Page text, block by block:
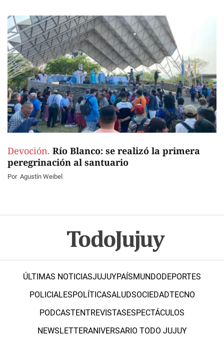
Devoción. Río Blanco: se realizó la primera
peregrinación al santuario
Por Agustín Weibel
ÚLTIMAS NOTICIASJUJUYPAÍSMUNDODEPORTES
POLICIALESPOLÍTICASALUDSOCIEDADTECNO
PODCASTENTREVISTASESPECTÁCULOS
NEWSLETTERANIVERSARIO TODO JUJUY